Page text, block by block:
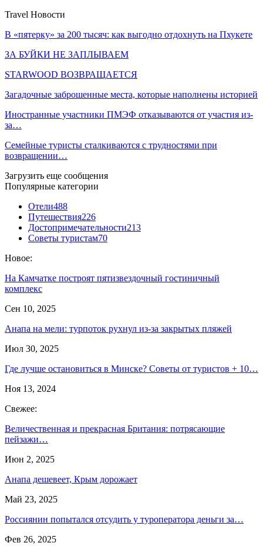
Travel Новости
В «пятерку» за 200 тысяч: как выгодно отдохнуть на Пхукете
ЗА БУЙКИ НЕ ЗАПЛЫВАЕМ
STARWOOD ВОЗВРАЩАЕТСЯ
Загадочные заброшенные места, которые наполнены историей
Иностранные участники ПМЭФ отказываются от участия из-
за…
Семейные туристы сталкиваются с трудностями при
возвращении…
Загрузить еще сообщения
Популярные категории
Отели488
Путешествия226
Достопримечательности213
Советы туристам70
Новое:
На Камчатке построят пятизвездочный гостиничный
комплекс
Сен 10, 2025
Анапа на мели: турпоток рухнул из-за закрытых пляжей
Июл 30, 2025
Где лучше остановиться в Минске? Советы от туристов + 10…
Ноя 13, 2024
Свежее:
Величественная и прекрасная Британия: потрясающие
пейзажи…
Июн 2, 2025
Анапа дешевеет, Крым дорожает
Май 23, 2025
Россиянин попытался отсудить у туроператора деньги за…
Фев 26, 2025